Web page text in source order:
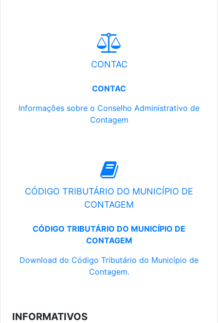
CONTAC
CONTAC
Informações sobre o Conselho Administrativo de
Contagem
CÓDIGO TRIBUTÁRIO DO MUNICÍPIO DE
CONTAGEM
CÓDIGO TRIBUTÁRIO DO MUNICÍPIO DE
CONTAGEM
Download do Código Tributário do Município de
Contagem.
INFORMATIVOS